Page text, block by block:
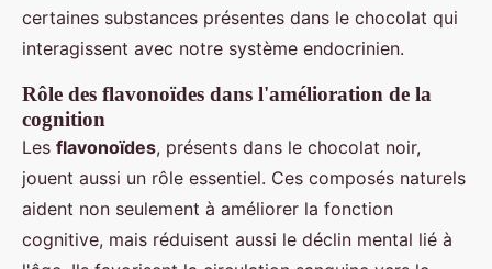
certaines substances présentes dans le chocolat qui
interagissent avec notre système endocrinien.
Rôle des flavonoïdes dans l'amélioration de la
cognition
Les flavonoïdes, présents dans le chocolat noir,
jouent aussi un rôle essentiel. Ces composés naturels
aident non seulement à améliorer la fonction
cognitive, mais réduisent aussi le déclin mental lié à